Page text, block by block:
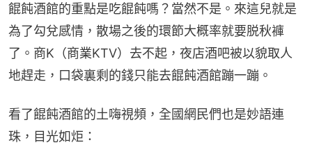
餛飩酒館的重點是吃餛飩嗎？當然不是。來這兒就是
為了勾兌感情，散場之後的環節大概率就要脱秋褲
了。商K（商業KTV）去不起，夜店酒吧被以貌取人
地趕走，口袋裏剩的錢只能去餛飩酒館蹦一蹦。
看了餛飩酒館的土嗨視頻，全國網民們也是妙語連
珠，目光如炬：